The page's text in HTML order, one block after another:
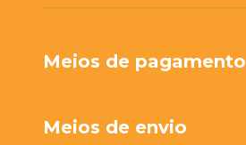
Meios de pagamento
Meios de envio